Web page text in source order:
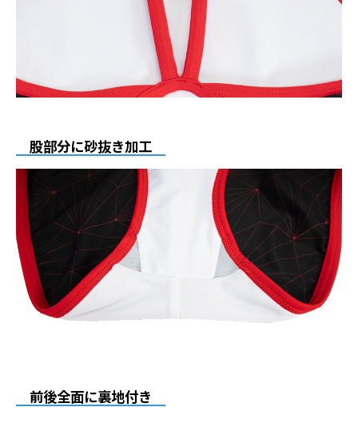
股部分に砂抜き加工
前後全面に裏地付き